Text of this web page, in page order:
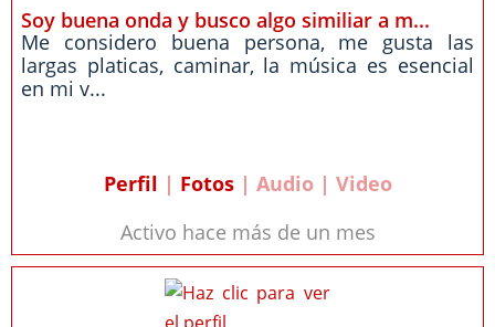
Soy buena onda y busco algo similiar a m...
Me considero buena persona, me gusta las
largas platicas, caminar, la música es esencial
en mi v...
Perfil | Fotos| Audio | Video
Activo hace más de un mes